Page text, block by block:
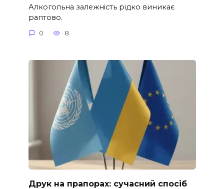
Алкогольна залежність рідко виникає
раптово.
0 8
Друк на прапорах: сучасний спосіб